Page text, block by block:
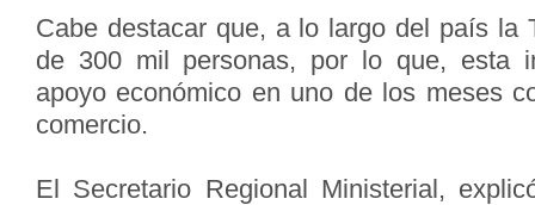
Cabe destacar que, a lo largo del país la
de 300 mil personas, por lo que, esta
apoyo económico en uno de los meses
comercio.
El Secretario Regional Ministerial,